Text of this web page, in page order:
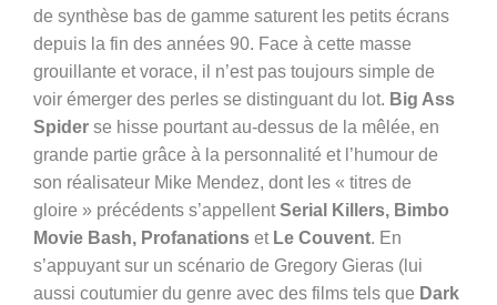
de synthèse bas de gamme saturent les petits écrans
depuis la fin des années 90. Face à cette masse
grouillante et vorace, il n’est pas toujours simple de
voir émerger des perles se distinguant du lot. Big Ass
Spider se hisse pourtant au-dessus de la mêlée, en
grande partie grâce à la personnalité et l’humour de
son réalisateur Mike Mendez, dont les « titres de
gloire » précédents s’appellentSerial Killers, Bimbo
Movie Bash, Profanations et Le Couvent. En
s’appuyant sur un scénario de Gregory Gieras (lui
aussi coutumier du genre avec des films tels que Dark